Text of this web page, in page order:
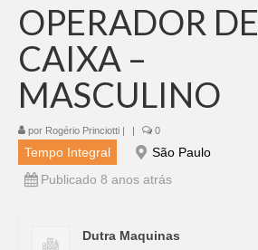
OPERADOR DE
CAIXA –
MASCULINO
por Rogério Princiotti | | 0
Tempo Integral
São Paulo
Publicado 8 anos atrás
Dutra Maquinas